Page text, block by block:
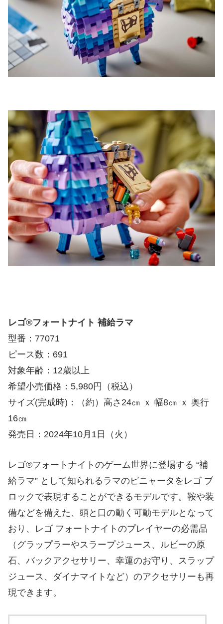
レゴ®フォートナイト 補給ラマ
型番：77071
ピース数：691
対象年齢：12歳以上
希望小売価格：5,980円（税込）
サイズ(完成時)：（約）高さ24㎝ ｘ 幅8㎝ ｘ 奥行
16㎝
発売日：2024年10月1日（火）
レゴ®フォートナイトのゲーム世界に登場する “補
給ラマ” として知られるラマのピニャータをレゴ ブ
ロックで表現することができるモデルです。鞍や装
備などを備えた、頭と口の動く可動モデルとなって
おり、レゴ フォートナイトのプレイヤーの必需品
（グラップラーやスラープジュース、ルビーの原
石、バックアクセサリー、幸運のお守り、スラップ
ジュース、ダイナマイトなど）のアクセサリーも再
現できます。